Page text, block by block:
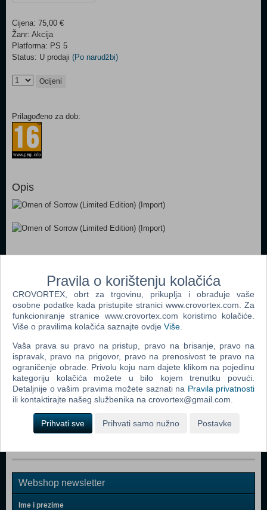
Cijena: 75,00 €
Žanr: Akcija
Platforma: PS 5
Status: U prodaji (Po narudžbi)
Ocijeni
Prilagođeno za dob:
Opis
Popularno
Returnal (PS 5)
The Nioh Collection (N) (PS 5)
Metro Exodus - Complete Edition (N) (PS 5)
Destruction All Stars (PS 5)
Marvel's Spider-Man Miles Morales (PS 5)
Webshop newsletter
Ime i prezime
Pravila o korištenju kolačića
CROVORTEX, obrt za trgovinu, prikuplja i obrađuje vaše
osobne podatke kada pristupite stranici www.crovortex.com. Za
funkcioniranje stranice www.crovortex.com koristimo kolačiće.
Više o pravilima kolačića saznajte ovdje Više
Vaša prava su pravo na pristup, pravo na brisanje, pravo na
ispravak, pravo na prigovor, pravo na prenosivost te pravo na
ograničenje obrade. Privolu koju nam dajete klikom na pojedinu
kategoriju kolačića možete u bilo kojem trenutku povući.
Detaljnije o vašim pravima možete saznati na Pravila privatnosti
ili kontaktirajte našeg službenika na crovortex@gmail.com.
Prihvati sve Prihvati samo nužno Postavke